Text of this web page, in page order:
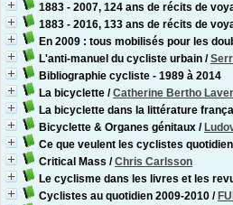
1883 - 2007, 124 ans de récits de
1883 - 2016, 133 ans de récits de
En 2009 : tous mobilisés pour les
L'anti-manuel du cycliste urbain /
Bibliographie cycliste - 1989 à 2014
La bicyclette /Catherine Bertho
La bicyclette dans la littérature
Bicyclette & Organes génitaux /
Ce que veulent les cyclistes
Critical Mass /Chris Carlsson
Le cyclisme dans les livres et les
Cyclistes au quotidien 2009-2010 /